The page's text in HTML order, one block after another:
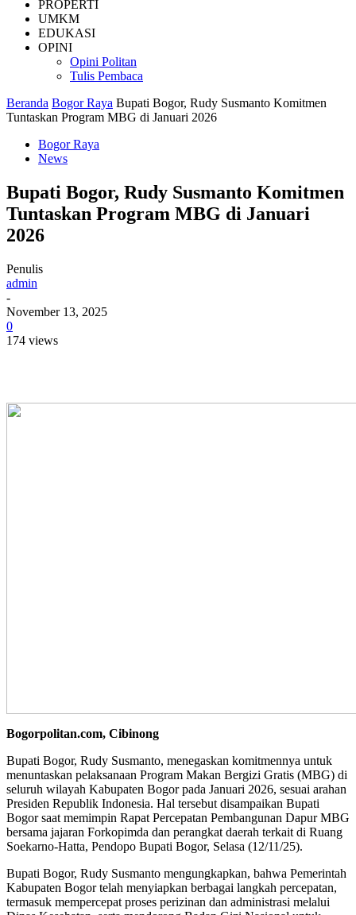
PROPERTI
UMKM
EDUKASI
OPINI
Opini Politan
Tulis Pembaca
Beranda Bogor Raya Bupati Bogor, Rudy Susmanto Komitmen
Tuntaskan Program MBG di Januari 2026
Bogor Raya
News
Bupati Bogor, Rudy Susmanto Komitmen
Tuntaskan Program MBG di Januari
2026
Penulis
admin
-
November 13, 2025
0
174 views
Bogorpolitan.com, Cibinong
Bupati Bogor, Rudy Susmanto, menegaskan komitmennya untuk
menuntaskan pelaksanaan Program Makan Bergizi Gratis (MBG) di
seluruh wilayah Kabupaten Bogor pada Januari 2026, sesuai arahan
Presiden Republik Indonesia. Hal tersebut disampaikan Bupati
Bogor saat memimpin Rapat Percepatan Pembangunan Dapur MBG
bersama jajaran Forkopimda dan perangkat daerah terkait di Ruang
Soekarno-Hatta, Pendopo Bupati Bogor, Selasa (12/11/25).
Bupati Bogor, Rudy Susmanto mengungkapkan, bahwa Pemerintah
Kabupaten Bogor telah menyiapkan berbagai langkah percepatan,
termasuk mempercepat proses perizinan dan administrasi melalui